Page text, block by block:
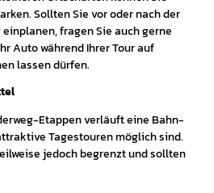
Sollten Sie vor oder nach der
fragen Sie auch gerne
Auto während Ihrer Tour auf
lassen dürfen.
Etappen verläuft eine Bahn-
Tagestouren möglich sind.
jedoch begrenzt und sollten